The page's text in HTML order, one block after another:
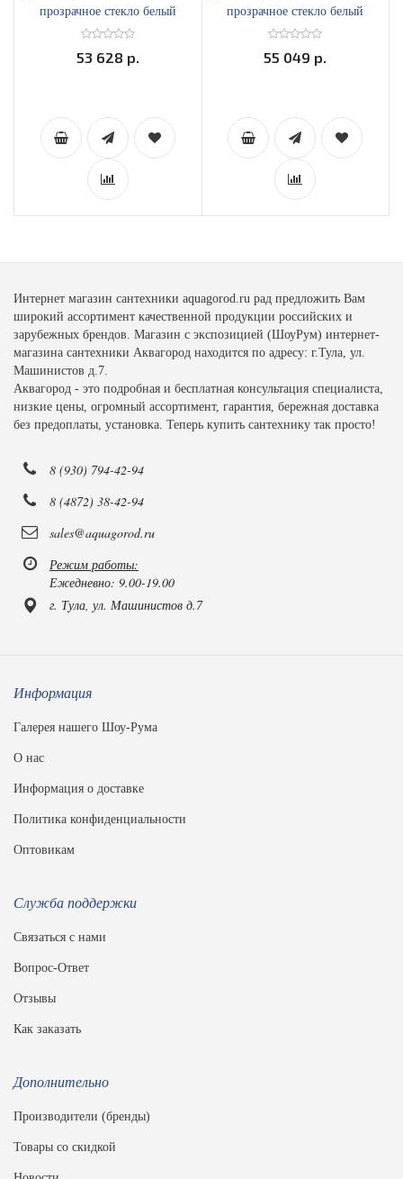
прозрачное стекло белый
профиль 1-03-1-0-0-0010
53 628 р.
прозрачное стекло белый
профиль 1-03-1-0-0-0030
55 049 р.
Интернет магазин сантехники aquagorod.ru рад предложить Вам
широкий ассортимент качественной продукции российских и
зарубежных брендов. Магазин с экспозицией (ШоуРум) интернет-
магазина сантехники Аквагород находится по адресу: г.Тула, ул.
Машинистов д.7.
Аквагород - это подробная и бесплатная консультация специалиста,
низкие цены, огромный ассортимент, гарантия, бережная доставка
без предоплаты, установка. Теперь купить сантехнику так просто!
8 (930) 794-42-94
8 (4872) 38-42-94
sales@aquagorod.ru
Режим работы:
Ежедневно: 9.00-19.00
г. Тула, ул. Машинистов д.7
Информация
Галерея нашего Шоу-Рума
О нас
Информация о доставке
Политика конфиденциальности
Оптовикам
Служба поддержки
Связаться с нами
Вопрос-Ответ
Отзывы
Как заказать
Дополнительно
Производители (бренды)
Товары со скидкой